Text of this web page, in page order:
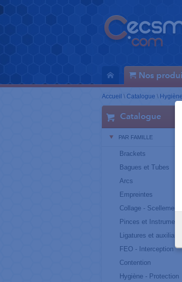
Nos
Accueil \ Catalogue \
Catalogue
PAR FAMILLE
Brackets
Bagues et Tubes
Arcs
Empreintes
Collage - Scellement
Pinces et Instruments
Ligatures et auxiliaires
FEO - Interception
Contention
Hygiène - Protection